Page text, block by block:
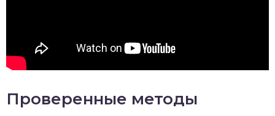
Проверенные методы